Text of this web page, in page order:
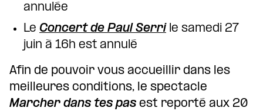
annulée
Le Concert de Paul Serri le samedi 27
juin à 16h est annulé
Afin de pouvoir vous accueillir dans les
meilleures conditions, le spectacle
Marcher dans tes pas est reporté aux 20